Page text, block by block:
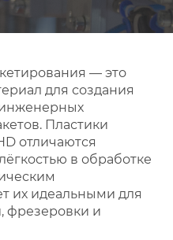
— это
для создания
Пластики
отличаются
в обработке
их идеальными для
фрезеровки и